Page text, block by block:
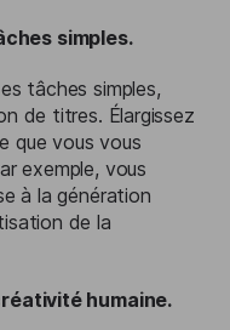
simples.
tâches simples,
de titres. Élargissez
que vous vous
exemple, vous
à la génération
de la
humaine.